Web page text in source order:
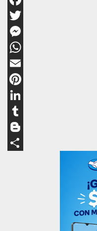
Facebook
Twitter
Messenger
WhatsApp
Email
Pinterest
LinkedIn
Tumblr
Blogger